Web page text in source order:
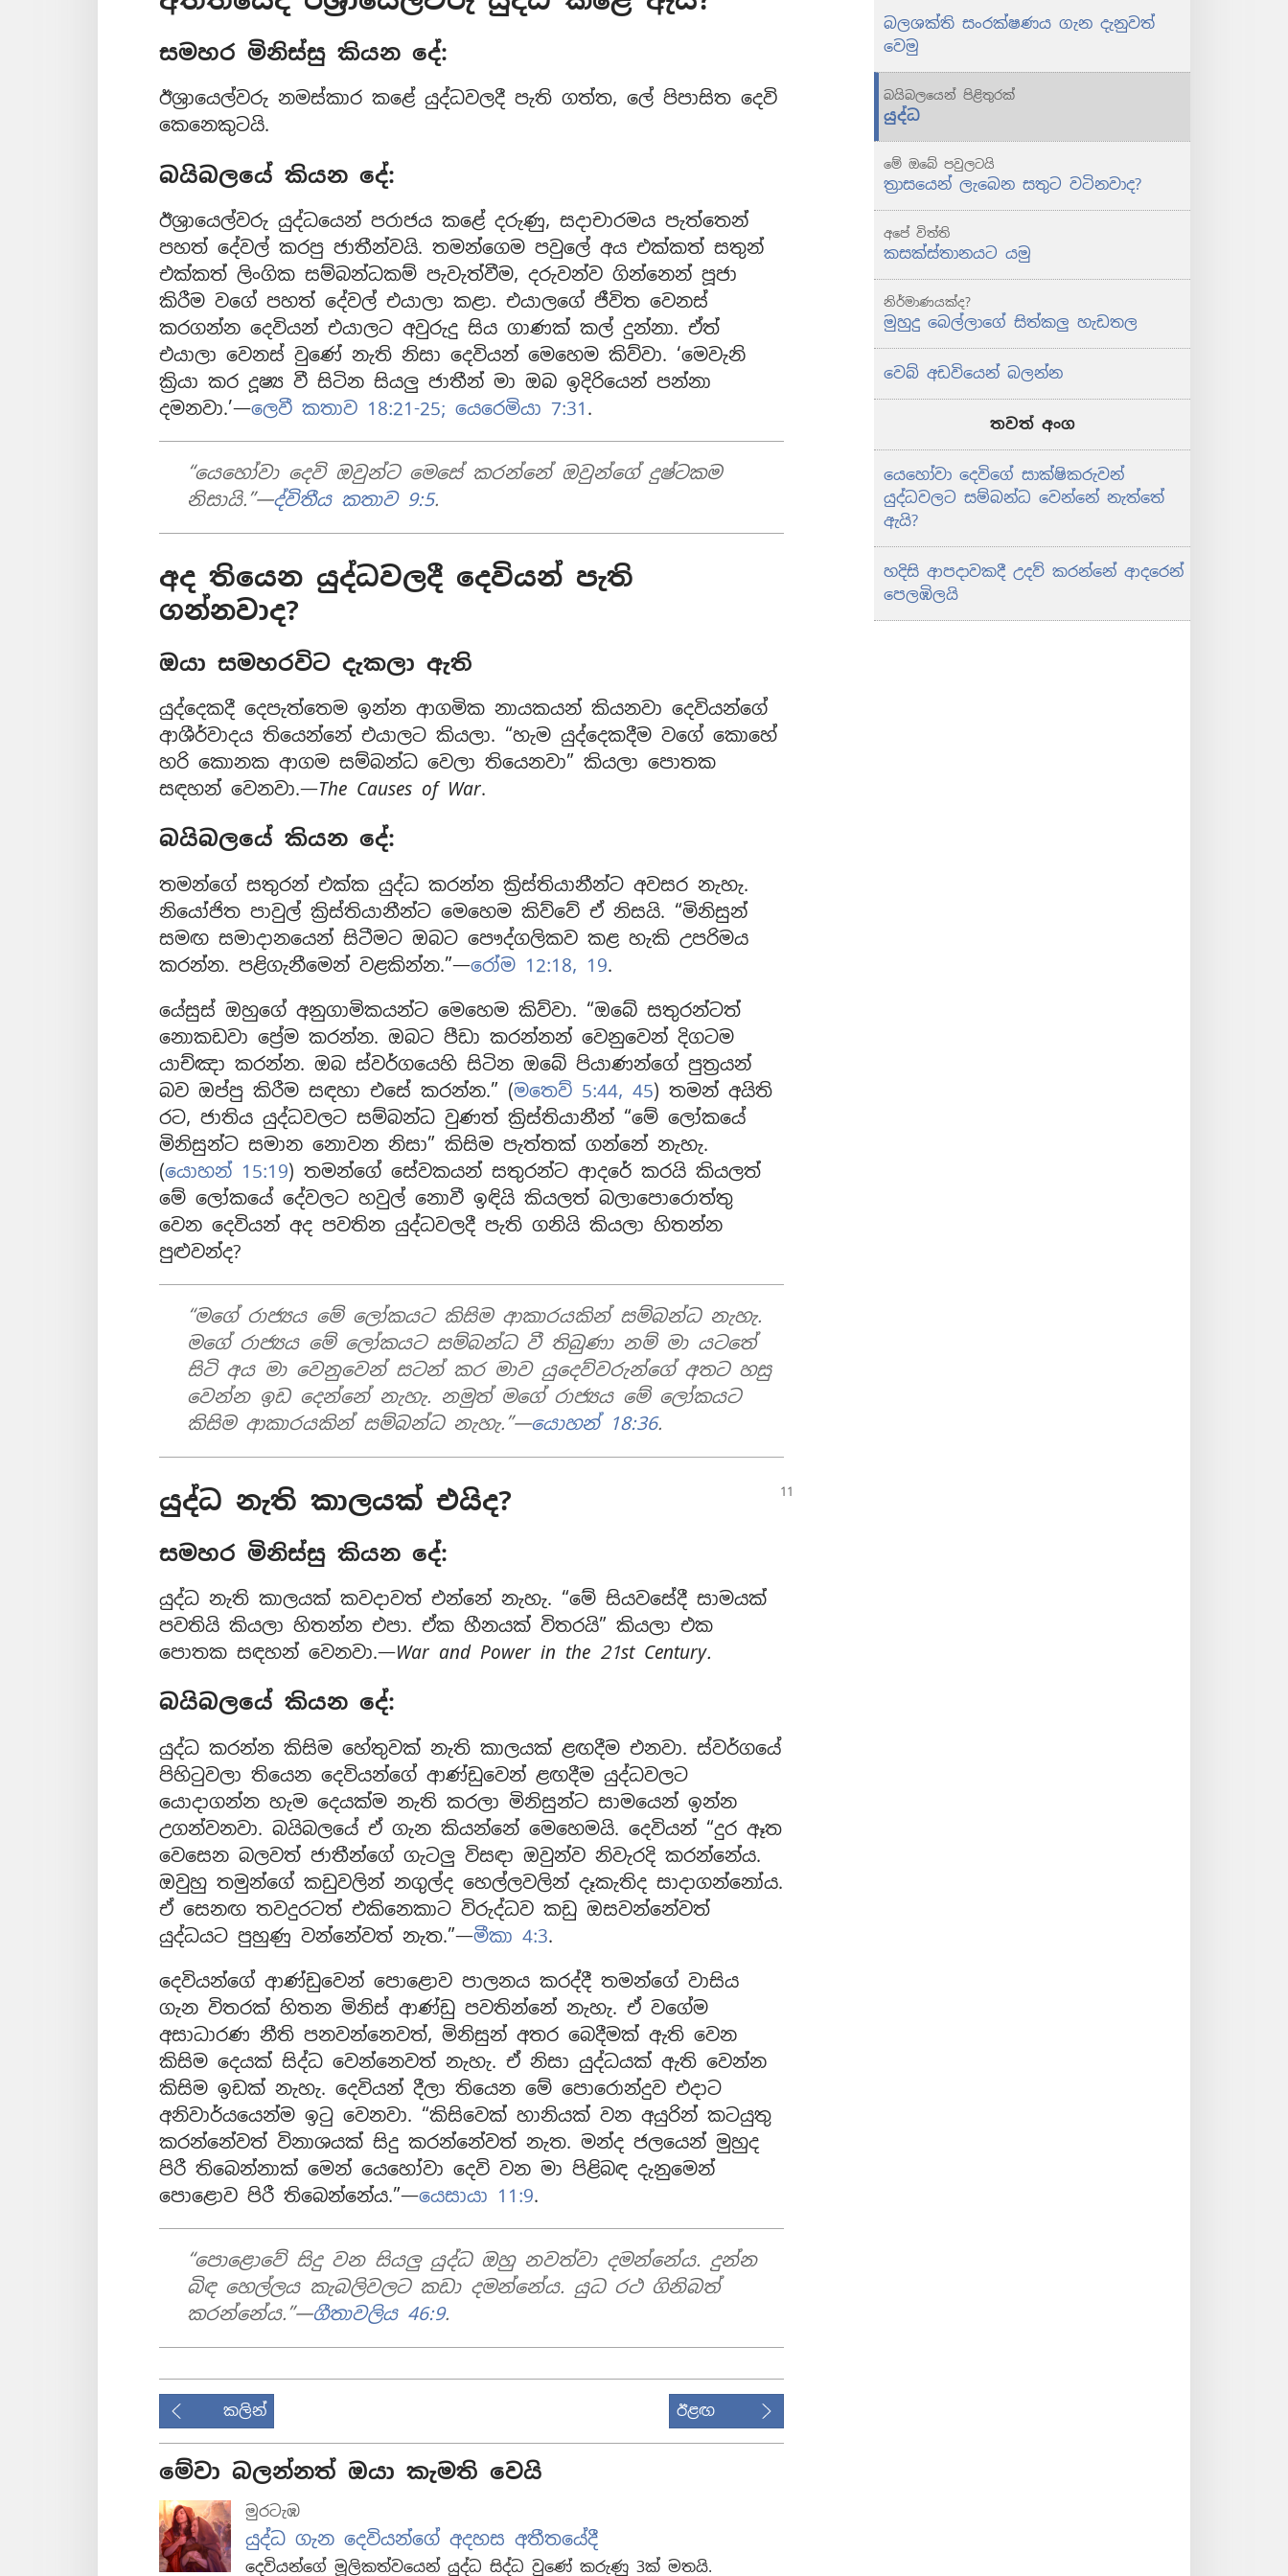
සමහර මිනිස්සු කියන දේ:
ඊශ්‍රායෙල්වරු නමස්කාර කළේ යුද්ධවලදී පැති ගත්ත, ලේ පිපාසිත දෙවි
කෙනෙකුටයි.
බයිබලයේ කියන දේ:
ඊශ්‍රායෙල්වරු යුද්ධයෙන් පරාජය කළේ දරුණු, සදාචාරමය පැත්තෙන්
පහත් දේවල් කරපු ජාතීන්වයි. තමන්ගෙම පවුලේ අය එක්කත් සතුන්
එක්කත් ලිංගික සම්බන්ධකම් පැවැත්වීම, දරුවන්ව ගින්නෙන් පූජා
කිරීම වගේ පහත් දේවල් එයාලා කළා. එයාලගේ ජීවිත වෙනස්
කරගන්න දෙවියන් එයාලට අවුරුදු සිය ගාණක් කල් දුන්නා. ඒත්
එයාලා වෙනස් වුණේ නැති නිසා දෙවියන් මෙහෙම කිව්වා. ‘මෙවැනි
ක්‍රියා කර දූෂ්‍ය වී සිටින සියලු ජාතීන් මා ඔබ ඉදිරියෙන් පන්නා
දමනවා.’—ලෙවී කතාව 18:21-25; යෙරෙමියා 7:31 .
“යෙහෝවා දෙවි ඔවුන්ට මෙසේ කරන්නේ ඔවුන්ගේ දුෂ්ටකම
නිසායි.”—ද්විතීය කතාව 9:5.
අද තියෙන යුද්ධවලදී දෙවියන් පැති
ගන්නවාද?
ඔයා සමහරවිට දැකලා ඇති
යුද්දෙකදී දෙපැත්තෙම ඉන්න ආගමික නායකයන් කියනවා දෙවියන්ගේ
ආශීර්වාදය තියෙන්නේ එයාලට කියලා. “හැම යුද්දෙකදීම වගේ කොහේ
හරි කොනක ආගම සම්බන්ධ වෙලා තියෙනවා” කියලා පොතක
සඳහන් වෙනවා.—The Causes of War.
බයිබලයේ කියන දේ:
තමන්ගේ සතුරන් එක්ක යුද්ධ කරන්න ක්‍රිස්තියානීන්ට අවසර නැහැ.
නියෝජිත පාවුල් ක්‍රිස්තියානීන්ට මෙහෙම කිව්වේ ඒ නිසයි. “මිනිසුන්
සමඟ සමාදානයෙන් සිටීමට ඔබට පෞද්ගලිකව කළ හැකි උපරිමය
කරන්න. පළිගැනීමෙන් වළකින්න.”—රෝම 12:18, 19.
යේසුස් ඔහුගේ අනුගාමිකයන්ට මෙහෙම කිව්වා. “ඔබේ සතුරන්ටත්
නොකඩවා ප්‍රේම කරන්න. ඔබට පීඩා කරන්නන් වෙනුවෙන් දිගටම
යාච්ඤා කරන්න. ඔබ ස්වර්ගයෙහි සිටින ඔබේ පියාණන්ගේ පුත්‍රයන්
බව ඔප්පු කිරීම සඳහා එසේ කරන්න.” (මතෙව් 5:44, 45) තමන් අයිති
රට, ජාතිය යුද්ධවලට සම්බන්ධ වුණත් ක්‍රිස්තියානීන් “මේ ලෝකයේ
මිනිසුන්ට සමාන නොවන නිසා” කිසිම පැත්තක් ගන්නේ නැහැ.
(යොහන් 15:19) තමන්ගේ සේවකයන් සතුරන්ට ආදරේ කරයි කියලත්
මේ ලෝකයේ දේවලට හවුල් නොවී ඉඳියි කියලත් බලාපොරොත්තු
වෙන දෙවියන් අද පවතින යුද්ධවලදී පැති ගනියි කියලා හිතන්න
පුළුවන්ද?
“මගේ රාජ්‍යය මේ ලෝකයට කිසිම ආකාරයකින් සම්බන්ධ නැහැ.
මගේ රාජ්‍යය මේ ලෝකයට සම්බන්ධ වී තිබුණා නම් මා යටතේ
සිටි අය මා වෙනුවෙන් සටන් කර මාව යුදෙව්වරුන්ගේ අතට හසු
වෙන්න ඉඩ දෙන්නේ නැහැ. නමුත් මගේ රාජ්‍යය මේ ලෝකයට
කිසිම ආකාරයකින් සම්බන්ධ නැහැ.”—යොහන් 18:36.
යුද්ධ නැති කාලයක් එයිද?
සමහර මිනිස්සු කියන දේ:
යුද්ධ නැති කාලයක් කවදාවත් එන්නේ නැහැ. “මේ සියවසේදී සාමයක්
පවතියි කියලා හිතන්න එපා. ඒක හීනයක් විතරයි” කියලා එක
පොතක සඳහන් වෙනවා.—War and Power in the 21st Century.
බයිබලයේ කියන දේ:
යුද්ධ කරන්න කිසිම හේතුවක් නැති කාලයක් ළඟදීම එනවා. ස්වර්ගයේ
පිහිටුවලා තියෙන දෙවියන්ගේ ආණ්ඩුවෙන් ළඟදීම යුද්ධවලට
යොදාගන්න හැම දෙයක්ම නැති කරලා මිනිසුන්ට සාමයෙන් ඉන්න
උගන්වනවා. බයිබලයේ ඒ ගැන කියන්නේ මෙහෙමයි. දෙවියන් “දුර ඈත
වෙසෙන බලවත් ජාතීන්ගේ ගැටලු විසඳා ඔවුන්ව නිවැරදි කරන්නේය.
ඔවුහු තමුන්ගේ කඩුවලින් නගුල්ද හෙල්ලවලින් දෑකැතිද සාදාගන්නෝය.
ඒ සෙනඟ තවදුරටත් එකිනෙකාට විරුද්ධව කඩු ඔසවන්නේවත්
යුද්ධයට පුහුණු වන්නේවත් නැත.”—මීකා 4:3.
දෙවියන්ගේ ආණ්ඩුවෙන් පොළොව පාලනය කරද්දී තමන්ගේ වාසිය
ගැන විතරක් හිතන මිනිස් ආණ්ඩු පවතින්නේ නැහැ. ඒ වගේම
අසාධාරණ නීති පනවන්නෙවත්, මිනිසුන් අතර බෙදීමක් ඇති වෙන
කිසිම දෙයක් සිද්ධ වෙන්නෙවත් නැහැ. ඒ නිසා යුද්ධයක් ඇති වෙන්න
කිසිම ඉඩක් නැහැ. දෙවියන් දීලා තියෙන මේ පොරොන්දුව එදාට
අනිවාර්යයෙන්ම ඉටු වෙනවා. “කිසිවෙක් හානියක් වන අයුරින් කටයුතු
කරන්නේවත් විනාශයක් සිදු කරන්නේවත් නැත. මන්ද ජලයෙන් මුහුද
පිරී තිබෙන්නාක් මෙන් යෙහෝවා දෙවි වන මා පිළිබඳ දැනුමෙන්
පොළොව පිරී තිබෙන්නේය.”—යෙසායා 11:9.
“පොළොවේ සිදු වන සියලු යුද්ධ ඔහු නවත්වා දමන්නේය. දුන්න
බිඳ හෙල්ලය කැබලිවලට කඩා දමන්නේය. යුධ රථ ගිනිබත්
කරන්නේය.”—ගීතාවලිය 46:9.
කලින් ඊළඟ
මේවා බලන්නත් ඔයා කැමති වෙයි
මුරටැඹ
යුද්ධ ගැන දෙවියන්ගේ අදහස අතීතයේදී
දෙවියන්ගේ මූලිකත්වයෙන් යුද්ධ සිද්ධ වුණේ කරුණු 3ක් මතයි.
රැක
දෙන දෙන
බලශක්ති සංරක්ෂණය ගැන දැනුවත්
වෙමු
බයිබලයෙන් පිළිතුරක්
යුද්ධ
මේ ඔබේ පවුලටයි
ත්‍රාසයෙන් ලැබෙන සතුට වටිනවාද?
අපේ විත්ති
කසක්ස්තානයට යමු
නිර්මාණයක්ද?
මුහුදු බෙල්ලාගේ සිත්කලු හැඩතල
වෙබ් අඩවියෙන් බලන්න
තවත් අංග
යෙහෝවා දෙවිගේ සාක්ෂිකරුවන්
යුද්ධවලට සම්බන්ධ වෙන්නේ නැත්තේ
ඇයි?
හදිසි ආපදාවකදී උදව් කරන්නේ ආදරෙන්
පෙලඹිලයි